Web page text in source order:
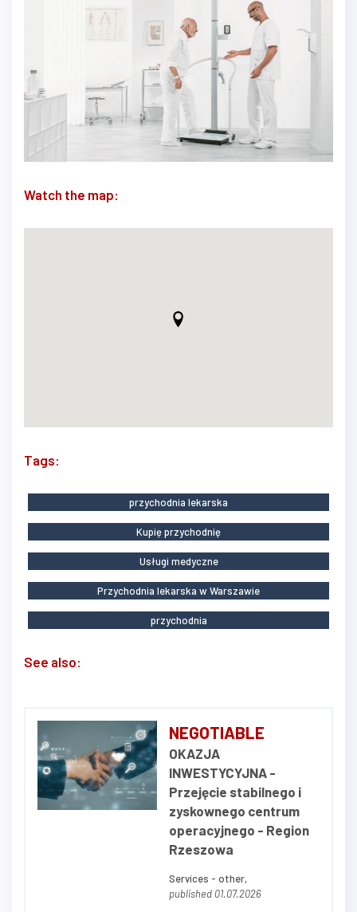
Watch the map:
Tags:
przychodnia lekarska
Kupię przychodnię
Usługi medyczne
Przychodnia lekarska w Warszawie
przychodnia
See also:
NEGOTIABLE
OKAZJA
INWESTYCYJNA -
Przejęcie stabilnego i
zyskownego centrum
operacyjnego - Region
Rzeszowa
Services - other,
published 01.07.2026